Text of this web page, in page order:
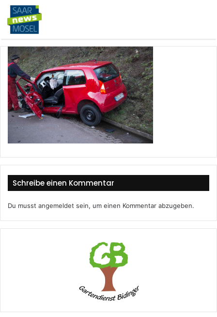
Schreibe einen Kommentar
Du musst angemeldet sein, um einen Kommentar abzugeben.